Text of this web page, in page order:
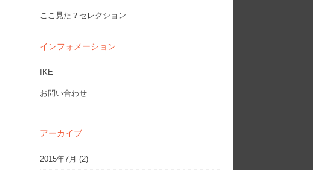
ここ見た？セレクション
インフォメーション
IKE
お問い合わせ
アーカイブ
2015年7月 (2)